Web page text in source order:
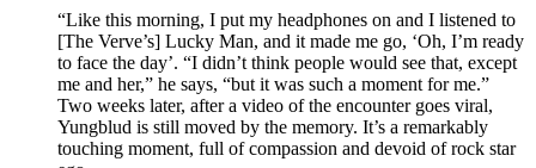
“Like this morning, I put my headphones on and I listened to
[The Verve’s] Lucky Man, and it made me go, ‘Oh, I’m ready
to face the day’. “I didn’t think people would see that, except
me and her,” he says, “but it was such a moment for me.”
Two weeks later, after a video of the encounter goes viral,
Yungblud is still moved by the memory. It’s a remarkably
touching moment, full of compassion and devoid of rock star